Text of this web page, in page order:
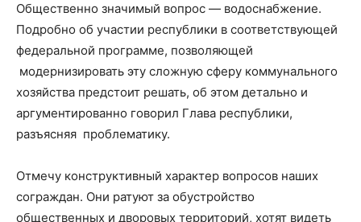
Общественно значимый вопрос — водоснабжение.
Подробно об участии республики в соответствующей
федеральной программе, позволяющей
модернизировать эту сложную сферу коммунального
хозяйства предстоит решать, об этом детально и
аргументированно говорил Глава республики,
разъясняя проблематику.
Отмечу конструктивный характер вопросов наших
сограждан. Они ратуют за обустройство
общественных и дворовых территорий, хотят видеть